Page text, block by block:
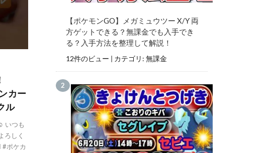
カー
ル
いつも
ろしく
#ポケカ
【ポケモンGO】メガミュウツー X/Y 両
方ゲットできる？無課金でも入手でき
る？入手方法を整理して解説！
12件のビュー | カテゴリ: 無課金